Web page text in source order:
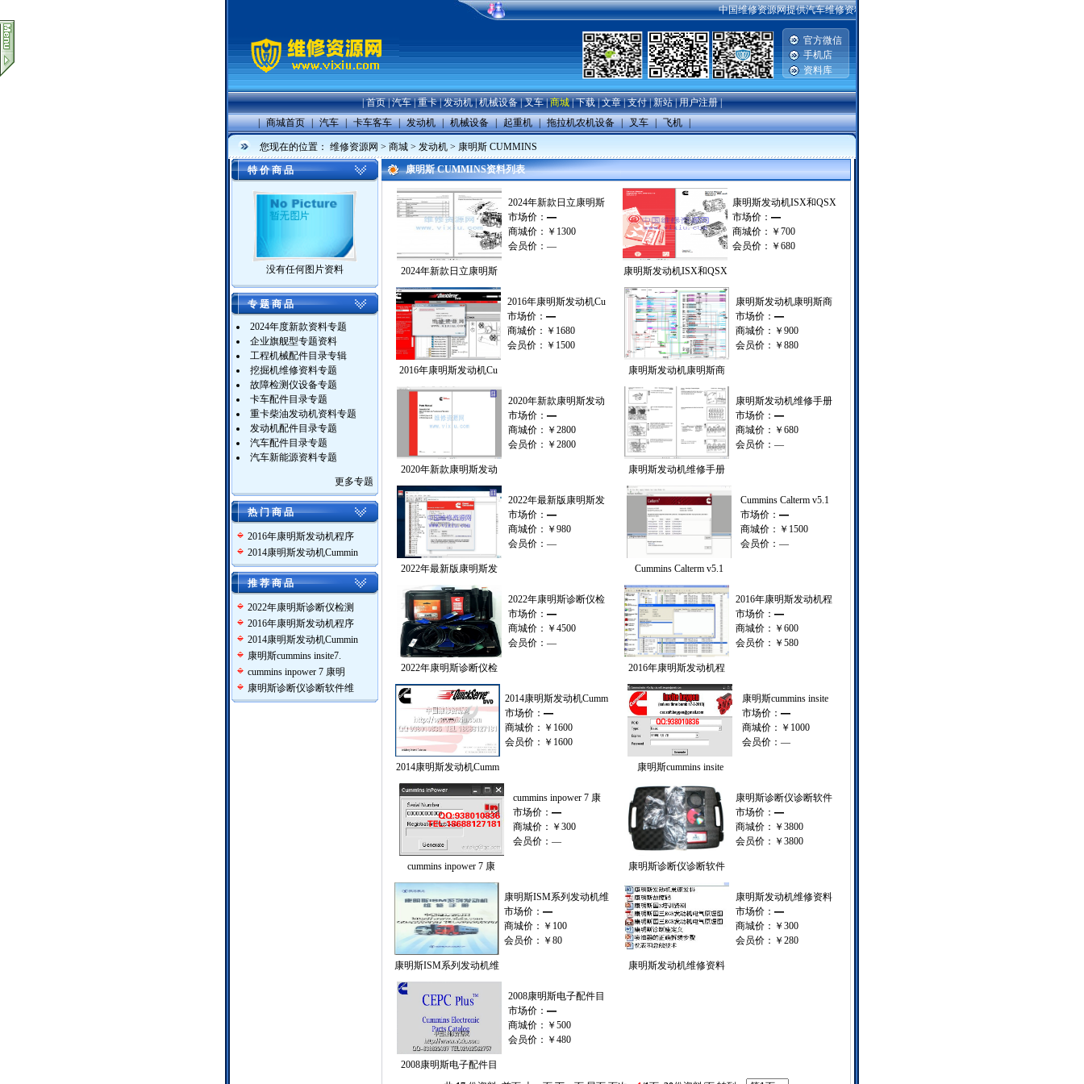
中国维修资源网提供汽车维修资料，手机维修资料，电脑主板|硬盘|显示器维修资料
官方微信
手机店
资料库
|首页|汽车|重卡|发动机|机械设备|叉车|商城|下载|文章|支付|新站|用户注册|
| 商城首页 | 汽车 | 卡车客车 | 发动机 | 机械设备 | 起重机 | 拖拉机农机设备 | 叉车 | 飞机 |
您现在的位置： 维修资源网 > 商城 > 发动机 > 康明斯 CUMMINS
特 价 商 品
没有任何图片资料
专 题 商 品
2024年度新款资料专题
企业旗舰型专题资料
工程机械配件目录专辑
挖掘机维修资料专题
故障检测仪设备专题
卡车配件目录专题
重卡柴油发动机资料专题
发动机配件目录专题
汽车配件目录专题
汽车新能源资料专题
更多专题
热 门 商 品
2016年康明斯发动机程序
2014康明斯发动机Cummin
推 荐 商 品
2022年康明斯诊断仪检测
2016年康明斯发动机程序
2014康明斯发动机Cummin
康明斯cummins insite7.
cummins inpower 7 康明
康明斯诊断仪诊断软件维
康明斯 CUMMINS资料列表
2024年新款日立康明斯
市场价： —
商城价： ￥1300
会员价： —
2024年新款日立康明斯
康明斯发动机ISX和QSX
市场价： —
商城价： ￥700
会员价： ￥680
康明斯发动机ISX和QSX
2016年康明斯发动机Cu
市场价： —
商城价： ￥1680
会员价： ￥1500
2016年康明斯发动机Cu
康明斯发动机康明斯商
市场价： —
商城价： ￥900
会员价： ￥880
康明斯发动机康明斯商
2020年新款康明斯发动
市场价： —
商城价： ￥2800
会员价： ￥2800
2020年新款康明斯发动
康明斯发动机维修手册
市场价： —
商城价： ￥680
会员价： —
康明斯发动机维修手册
2022年最新版康明斯发
市场价： —
商城价： ￥980
会员价： —
2022年最新版康明斯发
Cummins Calterm v5.1
市场价： —
商城价： ￥1500
会员价： —
Cummins Calterm v5.1
2022年康明斯诊断仪检
市场价： —
商城价： ￥4500
会员价： —
2022年康明斯诊断仪检
2016年康明斯发动机程
市场价： —
商城价： ￥600
会员价： ￥580
2016年康明斯发动机程
2014康明斯发动机Cumm
市场价： —
商城价： ￥1600
会员价： ￥1600
2014康明斯发动机Cumm
康明斯cummins insite
市场价： —
商城价： ￥1000
会员价： —
康明斯cummins insite
cummins inpower 7 康
市场价： —
商城价： ￥300
会员价： —
cummins inpower 7 康
康明斯诊断仪诊断软件
市场价： —
商城价： ￥3800
会员价： ￥3800
康明斯诊断仪诊断软件
康明斯ISM系列发动机维
市场价： —
商城价： ￥100
会员价： ￥80
康明斯ISM系列发动机维
康明斯发动机维修资料
市场价： —
商城价： ￥300
会员价： ￥280
康明斯发动机维修资料
2008康明斯电子配件目
市场价： —
商城价： ￥500
会员价： ￥480
2008康明斯电子配件目